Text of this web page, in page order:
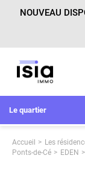
NOUVEAU
Le quartier
Accueil Les
Ponts-de-Cé
EDEN